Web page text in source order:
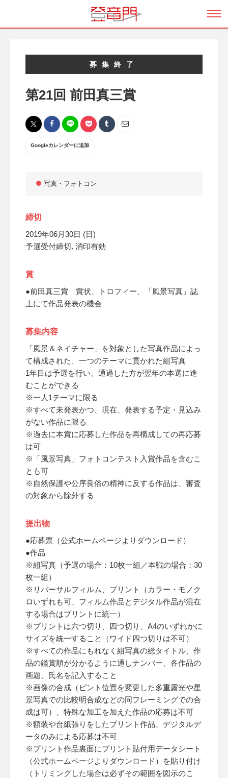
募集終了
第21回 前田真三賞
Googleカレンダーに追加
写真・フォトコン
締切
2019年06月30日 (日)
予選受付締切､消印有効
賞
●前田真三賞 賞状、トロフィー、「風景写真」誌
上にて作品発表の機会
募集内容
「風景＆ネイチャー」を対象とした写真作品によっ
て構成された、一つのテーマに貫かれた組写真
1年目は予選を行い、通過した方が翌年の本選に進
むことができる
※一人1テーマに限る
※すべて未発表かつ、現在、発表する予定・見込み
がない作品に限る
※過去に本賞に応募した作品を再構成しての再応募
は可
※「風景写真」フォトコンテスト入賞作品を含むこ
とも可
※自然保護や公序良俗の精神に反する作品は、審査
の対象から除外する
提出物
●応募票（公式ホームページよりダウンロード）
●作品
※組写真（予選の場合：10枚一組／本戦の場合：30
枚一組）
※リバーサルフィルム、プリント（カラー・モノク
ロいずれも可、フィルム作品とデジタル作品が混在
する場合はプリントに統一）
※プリントは六つ切り、四つ切り、A4のいずれかに
サイズを統一すること（ワイド四つ切りは不可）
※すべての作品にもれなく組写真の総タイトル、作
品の鑑賞順が分かるように通しナンバー、各作品の
画題、氏名を記入すること
※画像の合成（ピント位置を変更した多重露光や星
景写真での比較明合成などの同フレーミングでの合
成は可）、特殊な加工を加えた作品の応募は不可
※額装や台紙張りをしたプリント作品、デジタルデ
ータのみによる応募は不可
※プリント作品裏面にプリント貼付用データシート
（公式ホームページよりダウンロード）を貼り付け
（トリミングした場合は必ずその範囲を図示のこ